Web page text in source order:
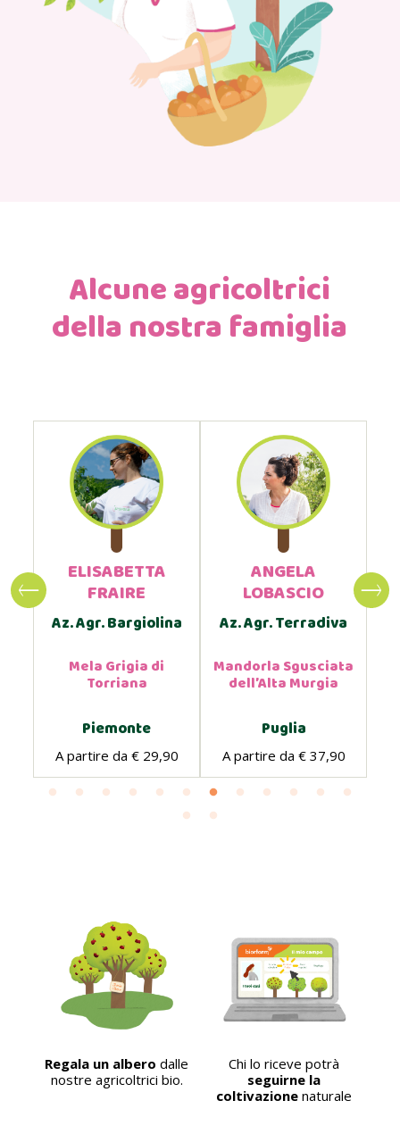
Alcune agricoltrici
della nostra famiglia
ELISABETTA
FRAIRE
Az. Agr. Bargiolina
Mela Grigia di
Torriana
Piemonte
A partire da € 29,90
ANGELA
LOBASCIO
Az. Agr. Terradiva
Mandorla Sgusciata
dell’Alta Murgia
Puglia
A partire da € 37,90
Regala un albero dalle
nostre agricoltrici bio.
Chi lo riceve potrà
seguirne la
coltivazionenaturale